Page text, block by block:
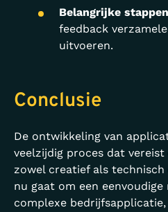
Belangrijke stappen
feedback
uitvoeren.
Conclusie
De ontwikkeling van
veelzijdig proces dat
zowel creatief als
nu gaat om een
complexe